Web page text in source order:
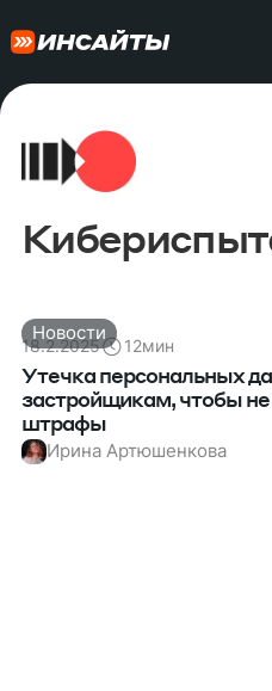
18.2.2025 12мин
Утечка персональных
застройщикам, чтобы
штрафы
Ирина Артюшенкова
Новости